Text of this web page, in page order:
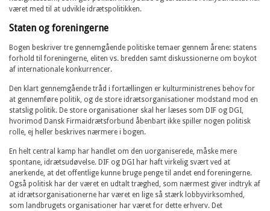
været med til at udvikle idrætspolitikken.
Staten og foreningerne
Bogen beskriver tre gennemgående politiske temaer gennem årene: statens
forhold til foreningerne, eliten vs. bredden samt diskussionerne om boykot
af internationale konkurrencer.
Den klart gennemgående tråd i fortællingen er kulturministrenes behov for
at gennemføre politik, og de store idrætsorganisationer modstand mod en
statslig politik. De store organisationer skal her læses som DIF og DGI,
hvorimod Dansk Firmaidrætsforbund åbenbart ikke spiller nogen politisk
rolle, ej heller beskrives nærmere i bogen.
En helt central kamp har handlet om den uorganiserede, måske mere
spontane, idrætsudøvelse. DIF og DGI har haft virkelig svært ved at
anerkende, at det offentlige kunne bruge penge til andet end foreningerne.
Også politisk har der været en udtalt træghed, som nærmest giver indtryk af
at idrætsorganisationerne har været en lige så stærk lobbyvirksomhed,
som landbrugets organisationer har været for dette erhverv. Det